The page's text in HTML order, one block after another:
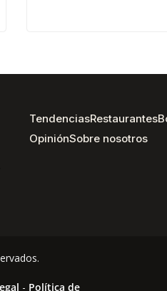
TendenciasRestaurantes
OpiniónSobre nosotros
- Política de